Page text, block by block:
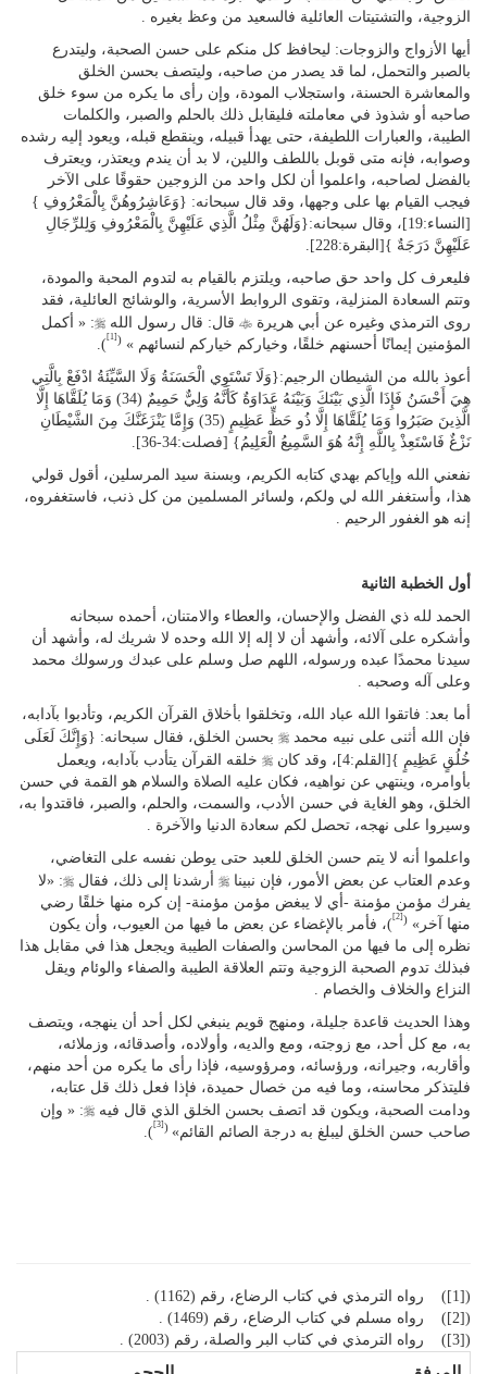
الزوجية، والتشتيتات العائلية فالسعيد من وعظ بغيره .
أيها الأزواج والزوجات: ليحافظ كل منكم على حسن الصحبة، وليتدرع
بالصبر والتحمل، لما قد يصدر من صاحبه، وليتصف بحسن الخلق
والمعاشرة الحسنة، واستجلاب المودة، وإن رأى ما يكره من سوء خلق
صاحبه أو شذوذ في معاملته فليقابل ذلك بالحلم والصبر، والكلمات
الطيبة، والعبارات اللطيفة، حتى يهدأ قبيله، وينقطع قبله، ويعود إليه رشده
وصوابه، فإنه متى قوبل باللطف واللين، لا بد أن يندم ويعتذر، ويعترف
بالفضل لصاحبه، واعلموا أن لكل واحد من الزوجين حقوقًا على الآخر
فيجب القيام بها على وجهها، وقد قال سبحانه: {وَعَاشِرُوهُنَّ بِالْمَعْرُوفِ }
[النساء:19]، وقال سبحانه:{وَلَهُنَّ مِثْلُ الَّذِي عَلَيْهِنَّ بِالْمَعْرُوفِ وَلِلرِّجَالِ
عَلَيْهِنَّ دَرَجَةٌ }[البقرة:228].
فليعرف كل واحد حق صاحبه، ويلتزم بالقيام به لتدوم المحبة والمودة،
وتتم السعادة المنزلية، وتقوى الروابط الأسرية، والوشائج العائلية، فقد
روى الترمذي وغيره عن أبي هريرة t قال: قال رسول الله r: « أكمل
المؤمنين إيمانًا أحسنهم خلقًا، وخياركم خياركم لنسائهم » (
[1]
).
أعوذ بالله من الشيطان الرجيم:{وَلَا تَسْتَوِي الْحَسَنَةُ وَلَا السَّيِّئَةُ ادْفَعْ بِالَّتِي
هِيَ أَحْسَنُ فَإِذَا الَّذِي بَيْنَكَ وَبَيْنَهُ عَدَاوَةٌ كَأَنَّهُ وَلِيٌّ حَمِيمٌ (34) وَمَا يُلَقَّاهَا إِلَّا
الَّذِينَ صَبَرُوا وَمَا يُلَقَّاهَا إِلَّا ذُو حَظٍّ عَظِيمٍ (35) وَإِمَّا يَنْزَغَنَّكَ مِنَ الشَّيْطَانِ
نَزْغٌ فَاسْتَعِذْ بِاللَّهِ إِنَّهُ هُوَ السَّمِيعُ الْعَلِيمُ} [فصلت:34-36].
نفعني الله وإياكم بهدي كتابه الكريم، وبسنة سيد المرسلين، أقول قولي
هذا، وأستغفر الله لي ولكم، ولسائر المسلمين من كل ذنب، فاستغفروه،
إنه هو الغفور الرحيم .
أول الخطبة الثانية
الحمد لله ذي الفضل والإحسان، والعطاء والامتنان، أحمده سبحانه
وأشكره على آلائه، وأشهد أن لا إله إلا الله وحده لا شريك له، وأشهد أن
سيدنا محمدًا عبده ورسوله، اللهم صل وسلم على عبدك ورسولك محمد
وعلى آله وصحبه .
أما بعد: فاتقوا الله عباد الله، وتخلقوا بأخلاق القرآن الكريم، وتأدبوا بآدابه،
فإن الله أثنى على نبيه محمد r بحسن الخلق، فقال سبحانه: {وَإِنَّكَ لَعَلَى
خُلُقٍ عَظِيمٍ }[القلم:4]، وقد كان
r خلقه القرآن يتأدب بآدابه، ويعمل
بأوامره، وينتهي عن نواهيه، فكان عليه الصلاة والسلام هو القمة في حسن
الخلق، وهو الغاية في حسن الأدب، والسمت، والحلم، والصبر، فاقتدوا به،
وسيروا على نهجه، تحصل لكم سعادة الدنيا والآخرة .
واعلموا أنه لا يتم حسن الخلق للعبد حتى يوطن نفسه على التغاضي،
وعدم العتاب عن بعض الأمور، فإن نبينا r أرشدنا إلى ذلك، فقال r: «لا
يفرك مؤمن مؤمنة -أي لا يبغض مؤمن مؤمنة- إن كره منها خلقًا رضي
منها آخر» (
[2]
)، فأمر بالإغضاء عن بعض ما فيها من العيوب، وأن يكون
نظره إلى ما فيها من المحاسن والصفات الطيبة ويجعل هذا في مقابل هذا
فبذلك تدوم الصحبة الزوجية وتتم العلاقة الطيبة والصفاء والوئام ويقل
النزاع والخلاف والخصام .
وهذا الحديث قاعدة جليلة، ومنهج قويم ينبغي لكل أحد أن ينهجه، ويتصف
به، مع كل أحد، مع زوجته، ومع والديه، وأولاده، وأصدقائه، وزملائه،
وأقاربه، وجيرانه، ورؤسائه، ومرؤوسيه، فإذا رأى ما يكره من أحد منهم،
فليتذكر محاسنه، وما فيه من خصال حميدة، فإذا فعل ذلك قل عتابه،
ودامت الصحبة، ويكون قد اتصف بحسن الخلق الذي قال فيه r: « وإن
صاحب حسن الخلق ليبلغ به درجة الصائم القائم» (
[3]
).
([1]) رواه الترمذي في كتاب الرضاع، رقم (1162) .
([2]) رواه مسلم في كتاب الرضاع، رقم (1469) .
([3]) رواه الترمذي في كتاب البر والصلة، رقم (2003) .